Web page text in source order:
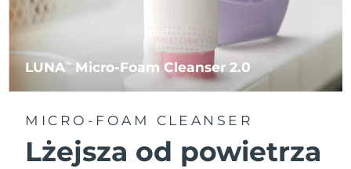
LUNATM Micro-Foam Cleanser 2.0
MICRO-FOAM CLEANSER
Lżejsza od powietrza